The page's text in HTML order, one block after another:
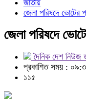
জাতীয়
জেলা পরিষদে ভোটের
জেলা পরিষদে
দৈনিক দেশ
প্রকাশিত সময় :
১১৫